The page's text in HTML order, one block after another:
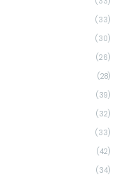
(33)
(30)
(26)
(28)
(39)
(32)
(33)
(42)
(34)